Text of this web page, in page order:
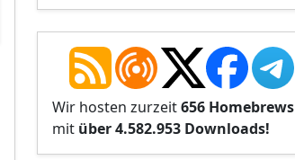
Wir hosten zurzeit656 Homebrews
mit über 4.582.953 Downloads!